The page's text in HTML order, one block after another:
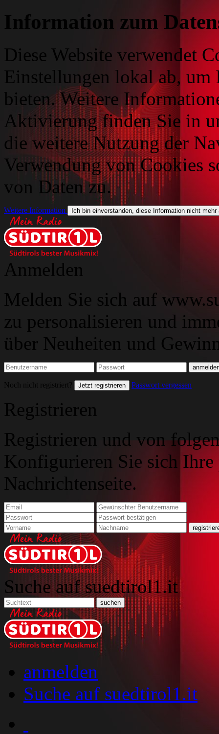
Information zum
Diese Website verwendet
Einstellungen lokal ab, um
bieten. Weitere
Aktivierung finden Sie in
die weitere Nutzung der
Verwendung von Cookies
von Daten zu.
Weitere Information Ich bin einverstanden, diese Information nicht mehr
Anmelden
Melden Sie sich auf
zu personalisieren und
über Neuheiten und
Noch nicht registriert? Jetzt registrieren Passwort vergessen
Registrieren
Registrieren und von
Konfigurieren Sie sich
Nachrichtenseite.
Suche auf suedtirol1.it
anmelden
Suche auf suedtirol1.it